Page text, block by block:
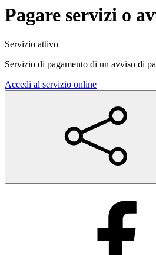
Pagare servizi o
Servizio attivo
Servizio di pagamento di un avviso di
Accedi al servizio online